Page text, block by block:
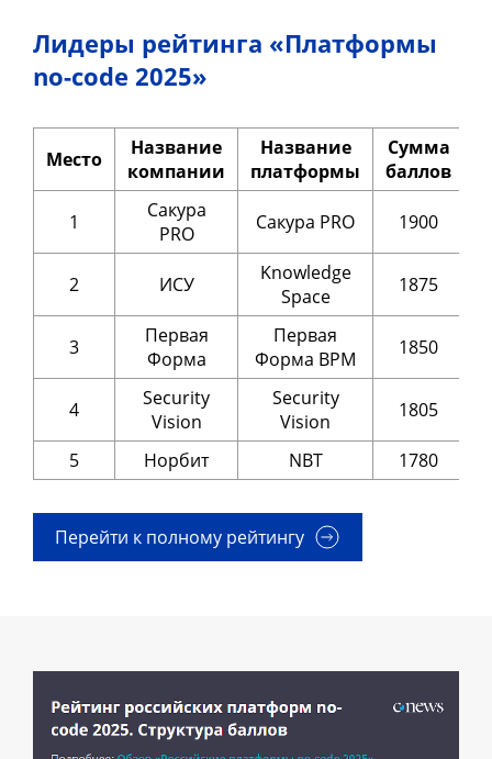
Лидеры рейтинга «Платформы
no-code 2025»
Место
Название
компании
Название
платформы
Сумма
баллов
1
Сакура
PRO
Сакура PRO 1900
2 ИСУ
Knowledge
Space
1875
3
Первая
Форма
Первая
Форма BPM
1850
4
Security
Vision
Security
Vision
1805
5 Норбит NBT 1780
Перейти к полному рейтингу